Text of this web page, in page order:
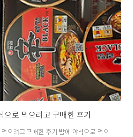
기능은 다이슨에서 나온 신형 무선 청소기
요즘은 녹색 빛을 활용하는 다양한 악
이용하는 제품들이 늘어나는 추세이긴
으로 먹으려고 구매한 후기
으려고 구매한 후기 밤에 야식으로 먹으